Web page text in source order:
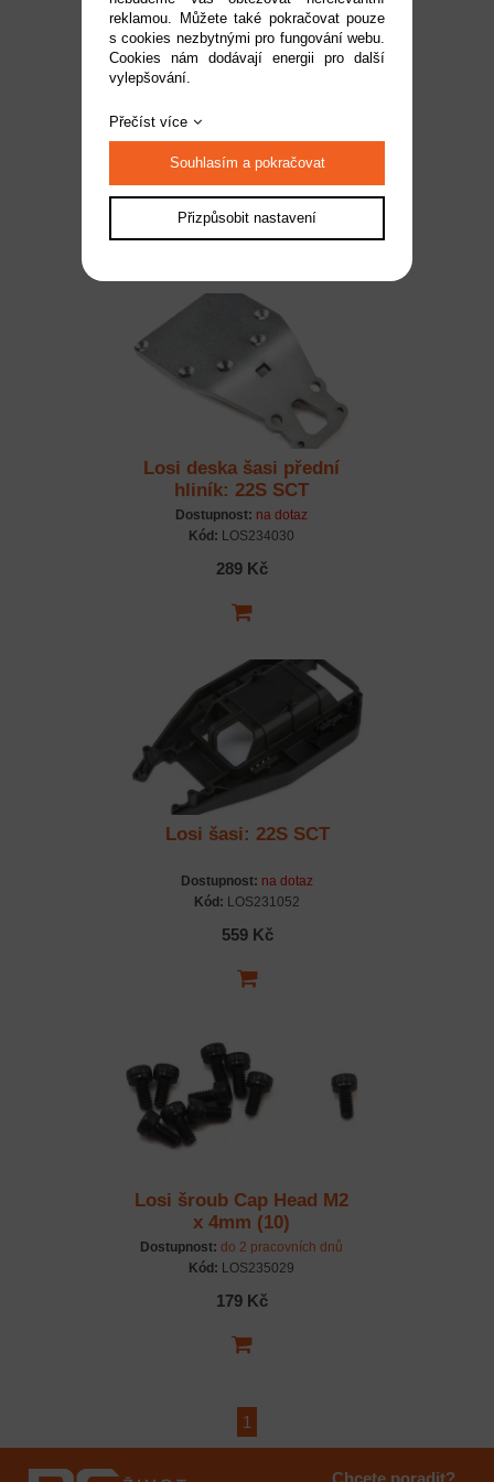
x 45mm (6)
Kód:LOS235028
119 Kč
Losi deska šasi přední
hliník: 22S SCT
Dostupnost: na dotaz
Kód: LOS234030
289 Kč
Losi šasi: 22S SCT
Dostupnost: na dotaz
Kód: LOS231052
559 Kč
Losi šroub Cap Head M2
x 4mm (10)
Dostupnost: do 2 pracovních dnů
Kód: LOS235029
179 Kč
1
reklamou. Můžete také pokračovat pouze
s cookies nezbytnými pro fungování webu.
Cookies nám dodávají energii pro další
vylepšování.
Přečíst více
Souhlasím a pokračovat
Přizpůsobit nastavení